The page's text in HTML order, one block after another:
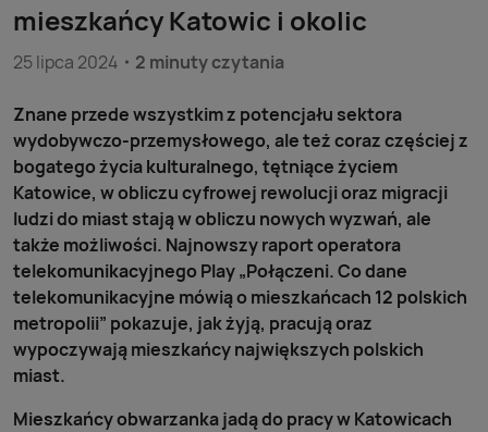
mieszkańcy Katowic i okolic
25 lipca 2024 2 minuty czytania
Znane przede wszystkim z potencjału sektora
wydobywczo-przemysłowego, ale też coraz częściej z
bogatego życia kulturalnego, tętniące życiem
Katowice, w obliczu cyfrowej rewolucji oraz migracji
ludzi do miast stają w obliczu nowych wyzwań, ale
także możliwości. Najnowszy raport operatora
telekomunikacyjnego Play „Połączeni. Co dane
telekomunikacyjne mówią o mieszkańcach 12 polskich
metropolii” pokazuje, jak żyją, pracują oraz
wypoczywają mieszkańcy największych polskich
miast.
Mieszkańcy obwarzanka jadą do pracy w Katowicach